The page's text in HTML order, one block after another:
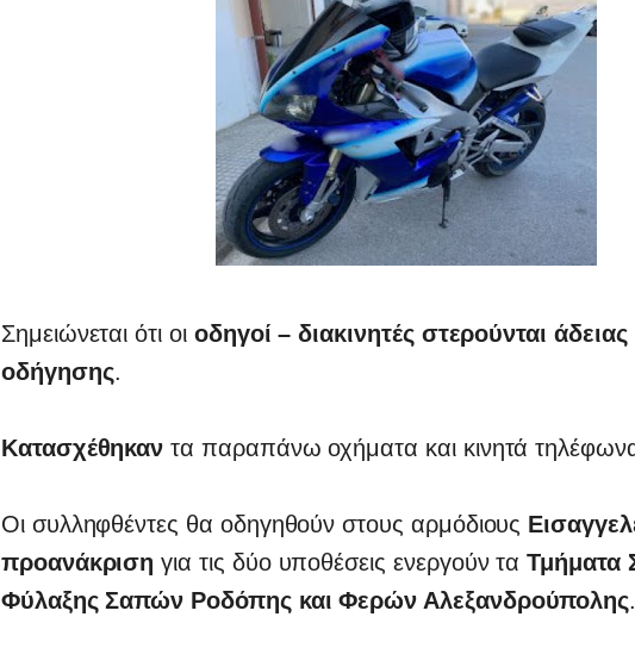
Σημειώνεται ότι οιοδηγοί – διακινητές στερούνται άδειας
οδήγησης.
Κατασχέθηκαν τα παραπάνω οχήματα και κινητά
Οι συλληφθέντες θα οδηγηθούν στους αρμόδιους
προανάκριση για τις δύο υποθέσεις ενεργούν ταΤμήματα
Φύλαξης Σαπών Ροδόπης και Φερών Αλεξανδρούπολης.